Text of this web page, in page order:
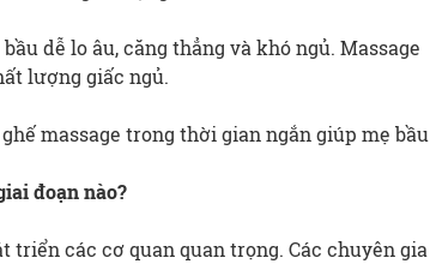
dễ lo âu, căng thẳng và khó ngủ. Massage
lượng giấc ngủ.
massage trong thời gian ngắn giúp mẹ bầu
đoạn nào?
các cơ quan quan trọng. Các chuyên gia